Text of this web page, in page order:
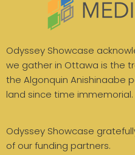
Odyssey Showcase
we gather in Ottawa is the
the Algonquin Anishinaabe
land since time immemorial.
Odyssey Showcase
of our funding partners.